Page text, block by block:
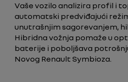
Vaše vozilo analizira profil i
automatski predviđajući
unutrašnjim sagorevanjem,
Hibridna vožnja pomaže u
baterije i poboljšava
Novog Renault Symbioza.